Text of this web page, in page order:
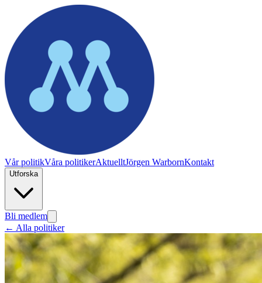
Vår politikVåra politikerAktuelltJörgen WarbornKontakt
Utforska
Bli medlem
← Alla politiker